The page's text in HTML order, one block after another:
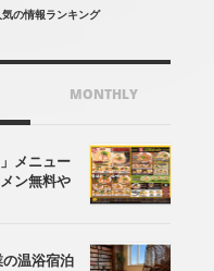
気の情報ランキング
MONTHLY
メニュー
ン無料や
温浴宿泊